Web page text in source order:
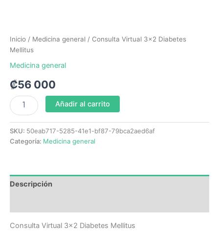
Inicio / Medicina general / Consulta Virtual 3×2 Diabetes
Mellitus
Medicina general
₡56 000
Añadir al carrito
SKU: 50eab717-5285-41e1-bf87-79bca2aed6af
Categoría: Medicina general
Descripción
Consulta Virtual 3×2 Diabetes Mellitus